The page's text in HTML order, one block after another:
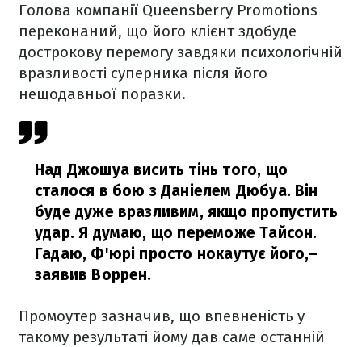
Голова компанії Queensberry Promotions
переконаний, що його клієнт здобуде
дострокову перемогу завдяки психологічній
вразливості суперника після його
нещодавньої поразки.
Над Джошуа висить тінь того, що
сталося в бою з Даніелем Дюбуа. Він
буде дуже вразливим, якщо пропустить
удар. Я думаю, що переможе Тайсон.
Гадаю, Ф'юрі просто нокаутує його,–
заявив Воррен.
Промоутер зазначив, що впевненість у
такому результаті йому дав саме останній